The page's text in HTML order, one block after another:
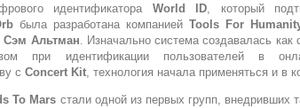
идентификатора World ID, который
была разработана компанией Tools For
Сэм Альтман. Изначально система создавалась
при идентификации пользователей в
с Concert Kit, технология начала применяться и в
To Mars стали одной из первых групп, внедривших